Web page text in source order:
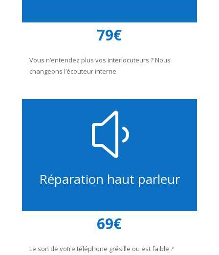
79€
Vous n’entendez plus vos interlocuteurs ? Nous
changeons l’écouteur interne.
y
Réparation haut parleur
69€
Le son de votre téléphone grésille ou est faible ?